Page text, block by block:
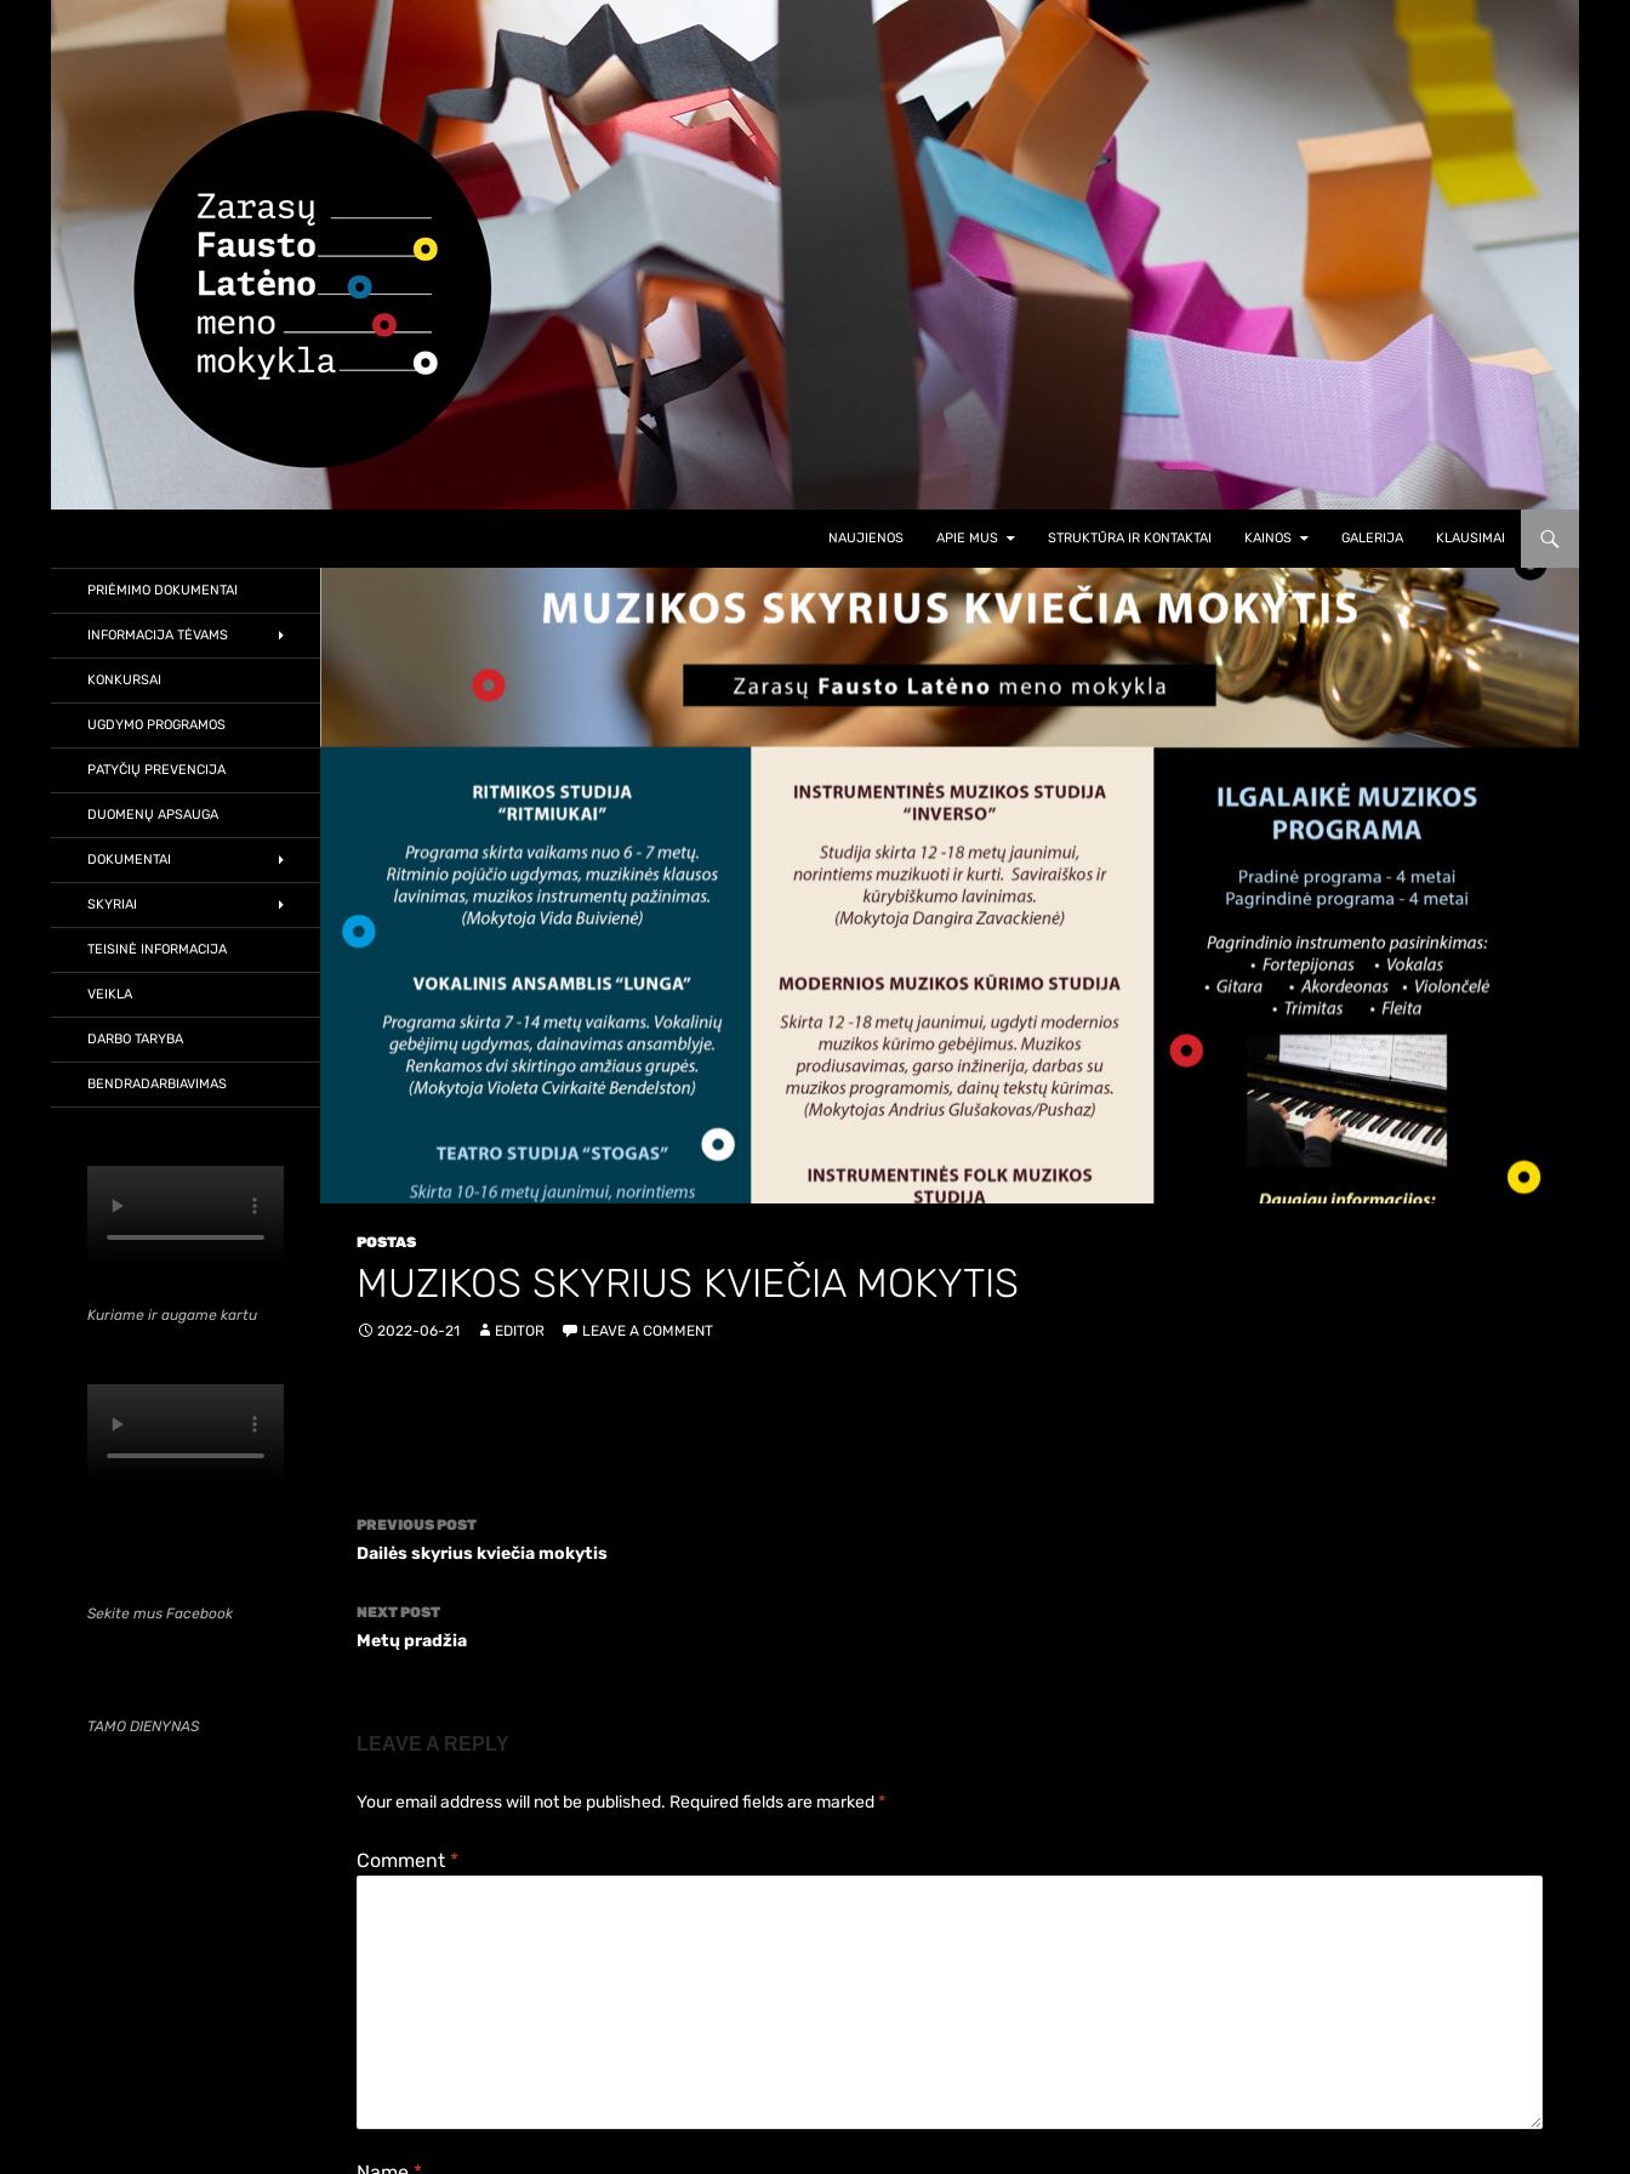
NAUJIENOS
APIE MUS STRUKTŪRA IR KONTAKTAI KAINOS GALERIJA KLAUSIMAI
POSTAS
MUZIKOS SKYRIUS KVIEČIA MOKYTIS
2022-06-21 EDITOR LEAVE A COMMENT
Post
navigation
PREVIOUS POST
Dailės skyrius kviečia mokytis
NEXT POST
Metų pradžia
LEAVE A REPLY
Your email address will not be published. Required fields are marked*
Comment *
Augame kartu
PRIĖMIMO DOKUMENTAI
INFORMACIJA TĖVAMS
KONKURSAI
UGDYMO PROGRAMOS
PATYČIŲ PREVENCIJA
DUOMENŲ APSAUGA
DOKUMENTAI
SKYRIAI
TEISINĖ INFORMACIJA
VEIKLA
DARBO TARYBA
BENDRADARBIAVIMAS
Kuriame ir augame kartu
Sekite mus Facebook
TAMO DIENYNAS